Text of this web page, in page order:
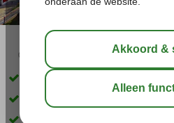
03:00 aug 31°C
Ruim complex met vele faciliteiten
Modern en comfortablel hotel,